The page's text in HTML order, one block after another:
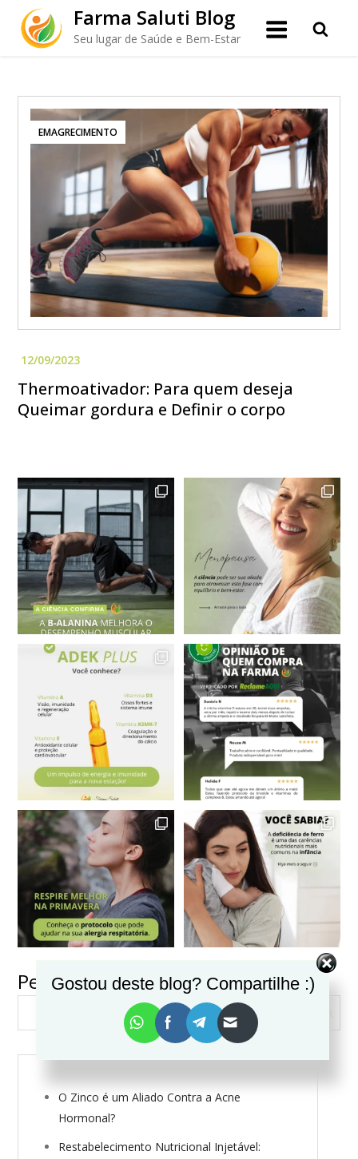
content
Farma Saluti Blog
Seu lugar de Saúde e Bem-Estar
EMAGRECIMENTO
Thermoativador: Para quem deseja
Queimar gordura e Definir o corpo
VER MAIS Seguir no Instagram
Pesquisar
PESQUISAR
O Zinco é um Aliado Contra a Acne
Hormonal?
Restabelecimento Nutricional Injetável:
Gostou deste blog? Compartilhe :)